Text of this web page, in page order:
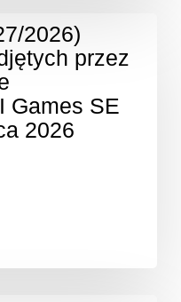
2026)
przez
Games SE
2026